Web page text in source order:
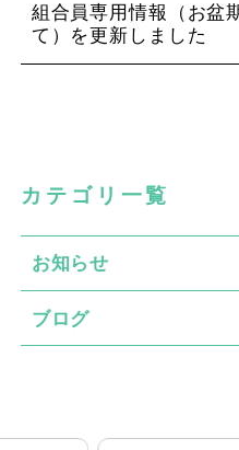
組合員専用情報（お盆
て）を更新しました
カテゴリ一覧
お知らせ
ブログ